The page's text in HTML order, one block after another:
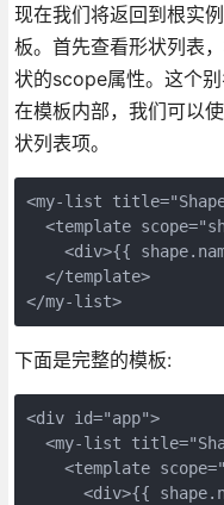
现在我们将返回到根实
板。首先查看形状列表
状的scope属性。这个别
在模板内部，我们可以
状列表项。
<my-list
<template
<div>{{
  </template>
</my-list>
下面是完整的模板:
<div id="app">
<my-list
<template
<div>{{